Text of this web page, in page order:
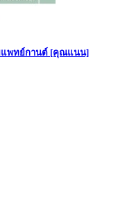
แพทย์กานต์ [คุณแนน]